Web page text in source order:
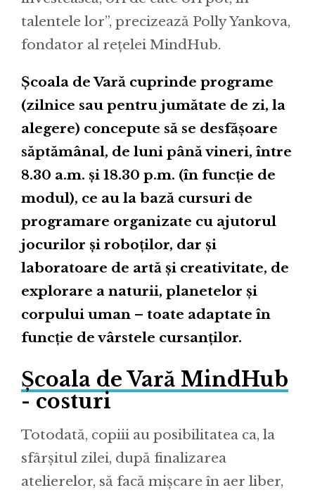
talentele lor”, precizează Polly Yankova,
fondator al rețelei MindHub.
Școala de Vară cuprinde programe
(zilnice sau pentru jumătate de zi, la
alegere) concepute să se desfășoare
săptămânal, de luni până vineri, între
8.30 a.m. și 18.30 p.m. (în funcție de
modul), ce au la bază cursuri de
programare organizate cu ajutorul
jocurilor și roboților, dar și
laboratoare de artă și creativitate, de
explorare a naturii, planetelor și
corpului uman – toate adaptate în
funcție de vârstele cursanților.
Școala de Vară MindHub
- costuri
Totodată, copiii au posibilitatea ca, la
sfârșitul zilei, după finalizarea
atelierelor, să facă mișcare în aer liber,